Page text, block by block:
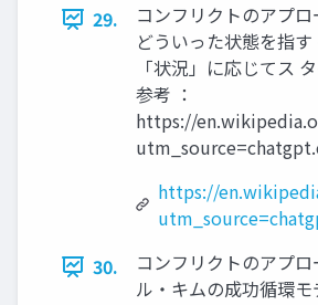
29.
コンフリクトのアプ
どういった状態を指
「状況」に応じてス
参考 ：
https://
https://
30.
コンフリクトのアプ
ル・キムの成功循環モ